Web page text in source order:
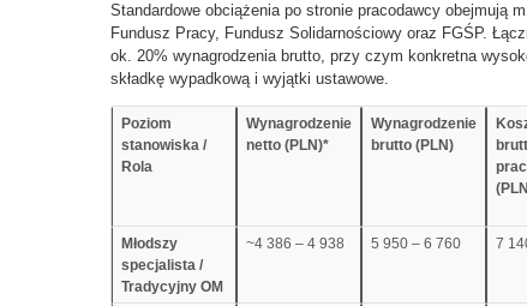
Standardowe obciążenia po stronie pracodawcy obejmują
Fundusz Pracy, Fundusz Solidarnościowy oraz FGŚP.
ok. 20% wynagrodzenia brutto, przy czym konkretna
składkę wypadkową i wyjątki ustawowe.
Poziom
stanowiska /
Rola
Wynagrodzenie
netto (PLN)*
Wynagrodzenie
brutto (PLN)
Młodszy
specjalista /
Tradycyjny OM
~4 386 – 4 938 5 950 – 6 760 7